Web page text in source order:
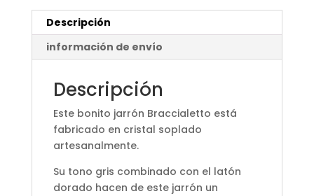
Descripción
información de envío
Descripción
Este bonito jarrón Braccialetto está
fabricado en cristal soplado
artesanalmente.
Su tono gris combinado con el latón
dorado hacen de este jarrón un